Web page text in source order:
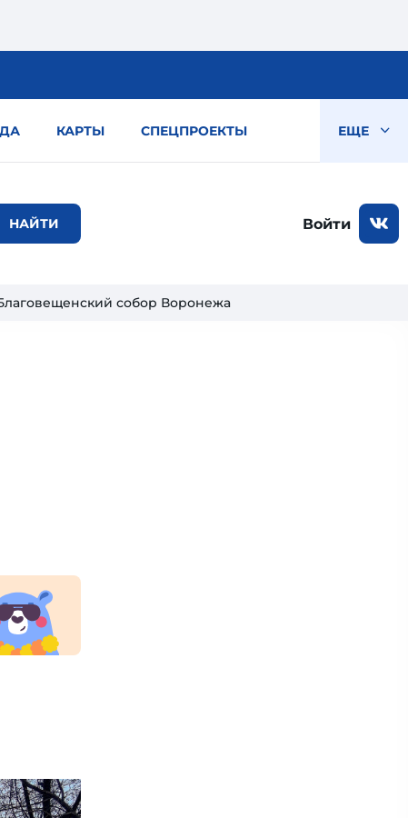
КАРТЫ СПЕЦПРОЕКТЫ ЕЩЕ
Войти
собор Воронежа